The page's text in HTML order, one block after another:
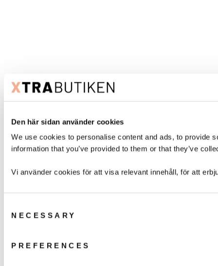
Den här sidan använder cookies
We use cookies to personalise content and ads, to provide
information that you’ve provided to them or that they’ve
Vi använder cookies för att visa relevant innehåll, för att
Selection
NECESSARY
PREFERENCES